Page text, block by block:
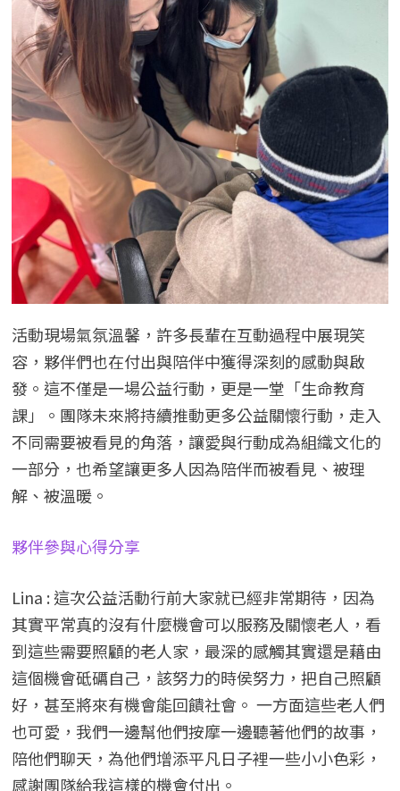
活動現場氣氛溫馨，許多長輩在互動過程中展現笑
容，夥伴們也在付出與陪伴中獲得深刻的感動與啟
發。這不僅是一場公益行動，更是一堂「生命教育
課」。團隊未來將持續推動更多公益關懷行動，走入
不同需要被看見的角落，讓愛與行動成為組織文化的
一部分，也希望讓更多人因為陪伴而被看見、被理
解、被溫暖。
夥伴參與心得分享
Lina : 這次公益活動行前大家就已經非常期待，因為
其實平常真的沒有什麼機會可以服務及關懷老人，看
到這些需要照顧的老人家，最深的感觸其實還是藉由
這個機會砥礪自己，該努力的時侯努力，把自己照顧
好，甚至將來有機會能回饋社會。 一方面這些老人們
也可愛，我們一邊幫他們按摩一邊聽著他們的故事，
陪他們聊天，為他們增添平凡日子裡一些小小色彩，
感謝團隊給我這樣的機會付出。